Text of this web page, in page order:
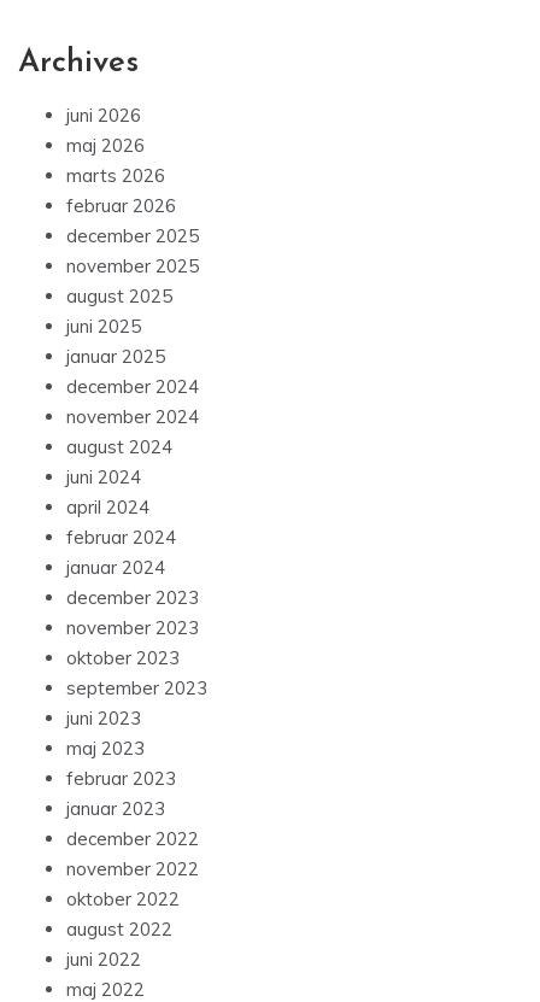
Archives
juni 2026
maj 2026
marts 2026
februar 2026
december 2025
november 2025
august 2025
juni 2025
januar 2025
december 2024
november 2024
august 2024
juni 2024
april 2024
februar 2024
januar 2024
december 2023
november 2023
oktober 2023
september 2023
juni 2023
maj 2023
februar 2023
januar 2023
december 2022
november 2022
oktober 2022
august 2022
juni 2022
maj 2022